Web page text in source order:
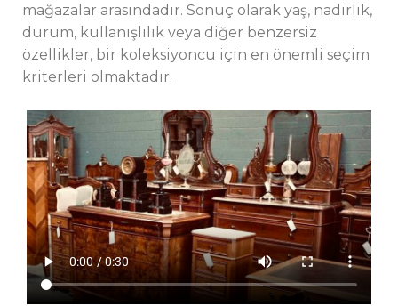
mağazalar arasındadır. Sonuç olarak yaş, nadirlik,
durum, kullanışlılık veya diğer benzersiz
özellikler, bir koleksiyoncu için en önemli seçim
kriterleri olmaktadır.